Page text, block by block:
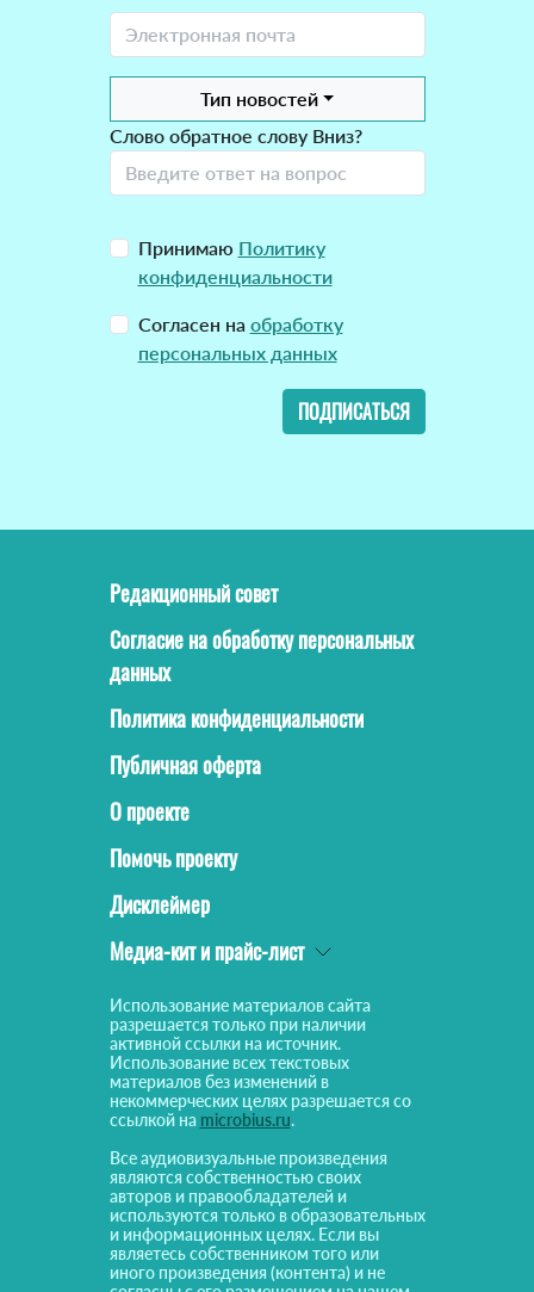
Тип новостей
Слово обратное слову Вниз?
Принимаю Политику
конфиденциальности
Согласен на обработку
персональных данных
ПОДПИСАТЬСЯ
Редакционный совет
Согласие на обработку персональных
данных
Политика конфиденциальности
Публичная оферта
О проекте
Помочь проекту
Дисклеймер
Медиа-кит и прайс-лист
Использование материалов сайта
разрешается только при наличии
активной ссылки на источник.
Использование всех текстовых
материалов без изменений в
некоммерческих целях разрешается со
ссылкой на microbius.ru.
Все аудиовизуальные произведения
являются собственностью своих
авторов и правообладателей и
используются только в образовательных
и информационных целях. Если вы
являетесь собственником того или
иного произведения (контента) и не